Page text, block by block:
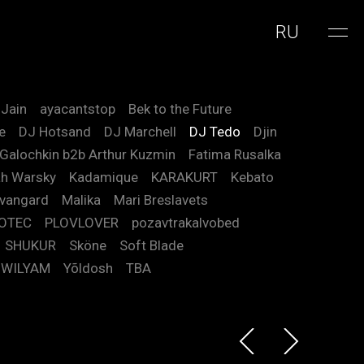
RU
ayacantstop
Bek to the Future
DJ Hotsand DJ Marchell DJ Tedo
Djin
b2b Arthur Kuzmin
Fatima Rusalka
Warsky Kadamique KARAKURT
Kebato
Malika
Mari Breslavets
PLOVLOVER
pozavtrakalvobed
SHUKUR Sköne
Soft Blade
WILYAM Yõldosh TBA
Kuzmin